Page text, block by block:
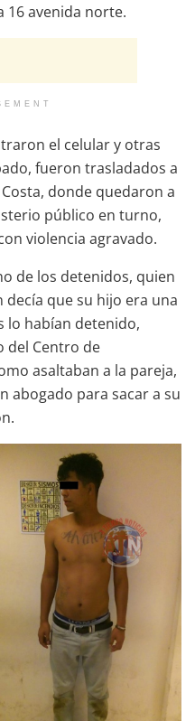
16 avenida norte.
el celular y otras
fueron trasladados a
donde quedaron a
público en turno,
violencia agravado.
de los detenidos, quien
que su hijo era una
lo habían detenido,
del Centro de
asaltaban a la pareja,
abogado para sacar a su